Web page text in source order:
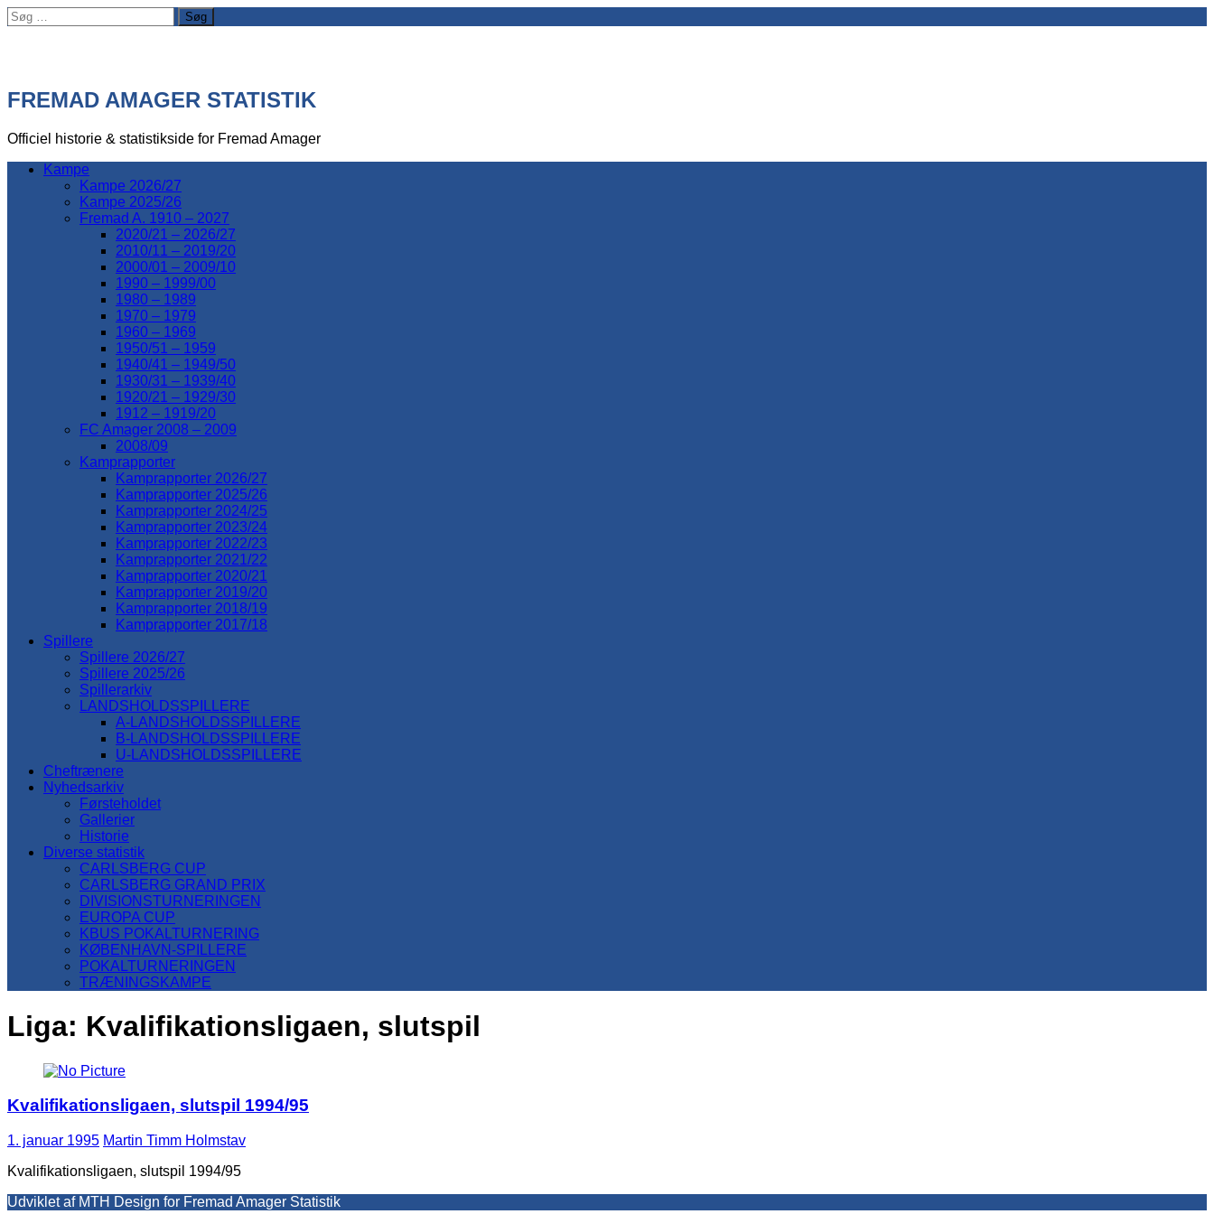
Søg
efter:
FREMAD AMAGER STATISTIK
Officiel historie & statistikside for Fremad Amager
Kampe
Kampe 2026/27
Kampe 2025/26
Fremad A. 1910 – 2027
2020/21 – 2026/27
2010/11 – 2019/20
2000/01 – 2009/10
1990 – 1999/00
1980 – 1989
1970 – 1979
1960 – 1969
1950/51 – 1959
1940/41 – 1949/50
1930/31 – 1939/40
1920/21 – 1929/30
1912 – 1919/20
FC Amager 2008 – 2009
2008/09
Kamprapporter
Kamprapporter 2026/27
Kamprapporter 2025/26
Kamprapporter 2024/25
Kamprapporter 2023/24
Kamprapporter 2022/23
Kamprapporter 2021/22
Kamprapporter 2020/21
Kamprapporter 2019/20
Kamprapporter 2018/19
Kamprapporter 2017/18
Spillere
Spillere 2026/27
Spillere 2025/26
Spillerarkiv
LANDSHOLDSSPILLERE
A-LANDSHOLDSSPILLERE
B-LANDSHOLDSSPILLERE
U-LANDSHOLDSSPILLERE
Cheftrænere
Nyhedsarkiv
Førsteholdet
Gallerier
Historie
Diverse statistik
CARLSBERG CUP
CARLSBERG GRAND PRIX
DIVISIONSTURNERINGEN
EUROPA CUP
KBUS POKALTURNERING
KØBENHAVN-SPILLERE
POKALTURNERINGEN
TRÆNINGSKAMPE
Liga: Kvalifikationsligaen, slutspil
Kvalifikationsligaen, slutspil 1994/95
1. januar 1995 Martin Timm Holmstav
Kvalifikationsligaen, slutspil 1994/95
Udviklet af MTH Design for Fremad Amager Statistik